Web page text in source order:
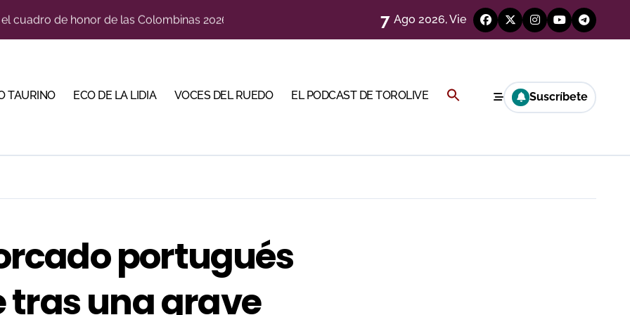
cuadro de honor de las Colombinas 2026
con descuentos y una corrida homenaje al Málaga CF
para Morante y Manzanares en Illumbe (Vídeo e imágenes desde el campo)
su temporada de figura y el palco niega el premio a Roca Rey
7 Ago 2026, Vie
TAURINO ECO DE LA LIDIA VOCES DEL RUEDO EL PODCAST DE TOROLIVE Buscar: Suscríbete
portugués
tras una grave